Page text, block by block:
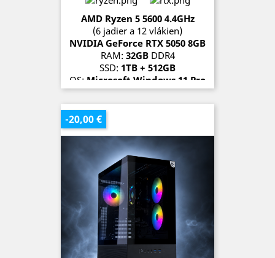
AMD Ryzen 5 5600 4.4GHz
(6 jadier a 12 vlákien)
NVIDIA GeForce RTX 5050 8GB
RAM: 32GBDDR4
SSD: 1TB + 512GB
OS: Microsoft Windows 11 Pro
SKLADOM (3 kusy)
-20,00 €